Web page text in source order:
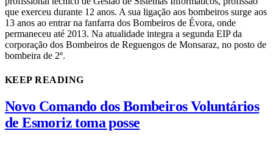
que exerceu durante 12 anos. A sua ligação aos bombeiros surge aos
13 anos ao entrar na fanfarra dos Bombeiros de Évora, onde
permaneceu até 2013. Na atualidade integra a segunda EIP da
corporação dos Bombeiros de Reguengos de Monsaraz, no posto de
bombeira de 2º.
KEEP READING
Novo Comando dos Bombeiros Voluntários
de Esmoriz toma posse